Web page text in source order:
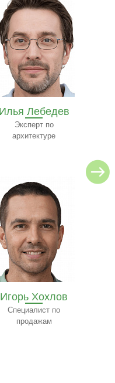
Иван Лазарев
Специалист в области
юриспруденции
Елизавета
Чистякова
Специалист по